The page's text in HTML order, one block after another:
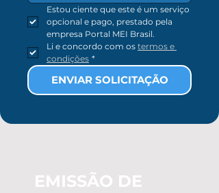
Estou ciente que este é um serviço
opcional e pago, prestado pela
empresa Portal MEI Brasil.
Li e concordo com os termos e
condições *
utms
ENVIAR SOLICITAÇÃO
EMISSÃO DE